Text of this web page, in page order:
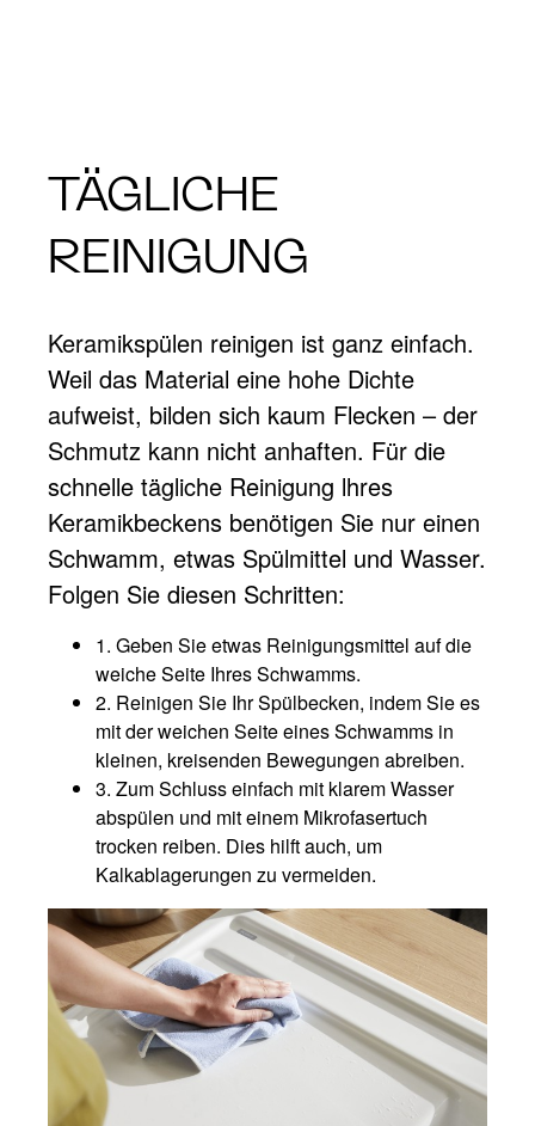
TÄGLICHE
REINIGUNG
Keramikspülen reinigen ist ganz einfach.
Weil das Material eine hohe Dichte
aufweist, bilden sich kaum Flecken – der
Schmutz kann nicht anhaften. Für die
schnelle tägliche Reinigung lhres
Keramikbeckens benötigen Sie nur einen
Schwamm, etwas Spülmittel und Wasser.
Folgen Sie diesen Schritten:
1. Geben Sie etwas Reinigungsmittel auf die
weiche Seite Ihres Schwamms.
2. Reinigen Sie Ihr Spülbecken, indem Sie es
mit der weichen Seite eines Schwamms in
kleinen, kreisenden Bewegungen abreiben.
3. Zum Schluss einfach mit klarem Wasser
abspülen und mit einem Mikrofasertuch
trocken reiben. Dies hilft auch, um
Kalkablagerungen zu vermeiden.